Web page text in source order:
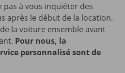
pas à vous inquiéter des
après le début de la location.
la voiture ensemble avant
Pour nous, la
personnalisé sont de